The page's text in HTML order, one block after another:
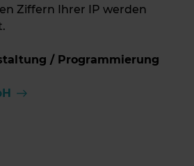
Ziffern Ihrer IP werden
/ Programmierung